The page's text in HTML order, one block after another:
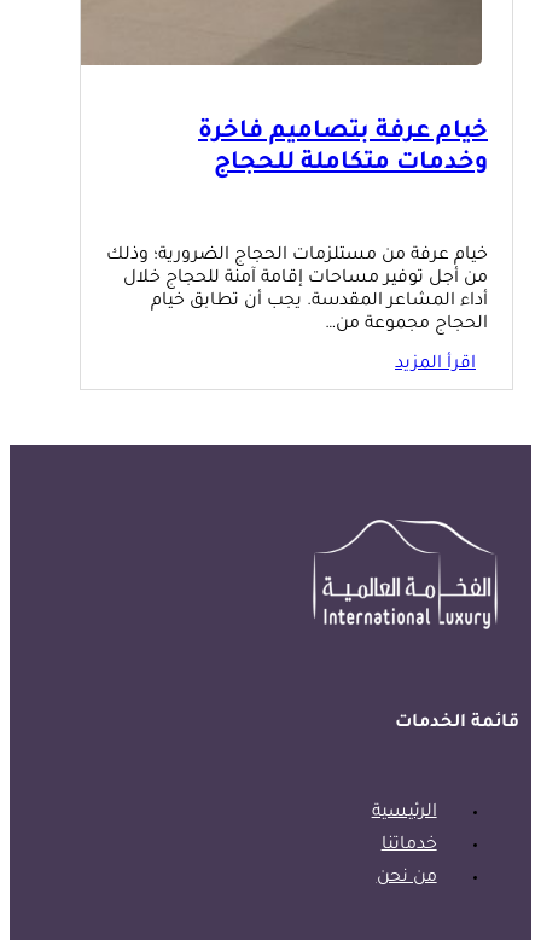
خيام عرفة بتصاميم فاخرة
وخدمات متكاملة للحجاج
خيام عرفة من مستلزمات الحجاج الضرورية؛ وذلك
من أجل توفير مساحات إقامة آمنة للحجاج خلال
أداء المشاعر المقدسة. يجب أن تطابق خيام
الحجاج مجموعة من…
اقرأ المزيد
قائمة الخدمات
الرئيسية
خدماتنا
من نحن